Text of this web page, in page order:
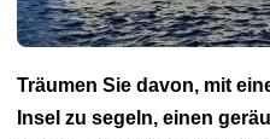
Träumen Sie davon, mit
Insel zu segeln, einen